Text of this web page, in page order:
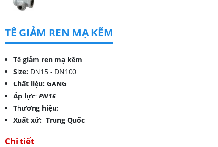
TÊ GIẢM REN MẠ KẼM
Tê giảm ren mạ kẽm
Size: DN15 - DN100
Chất liệu: GANG
Áp lực: PN16
Thương hiệu:
Xuất xứ: Trung Quốc
Chi tiết